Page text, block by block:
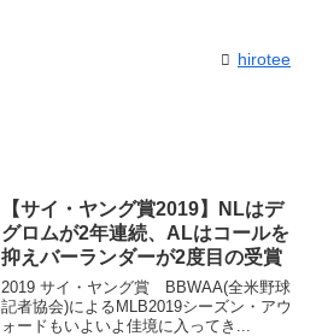
hirotee
【サイ・ヤング賞2019】NLはデ
グロムが2年連続、ALはコールを
抑えバーランダーが2度目の受賞
2019 サイ・ヤング賞 BBWAA(全米野球
記者協会)によるMLB2019シーズン・アウ
ォードもいよいよ佳境に入ってき...